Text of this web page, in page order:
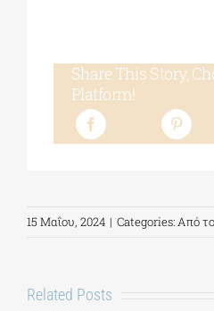
Share This Story,
Platform!
15 Μαΐου, 2024 | Categories:Από
Related Posts